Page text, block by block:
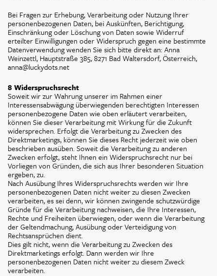
Bei Fragen zur Erhebung, Verarbeitung oder Nutzung Ihrer
personenbezogenen Daten, bei Auskünften, Berichtigung,
Einschränkung oder Löschung von Daten sowie Widerruf
erteilter Einwilligungen oder Widerspruch gegen eine bestimmte
Datenverwendung wenden Sie sich bitte direkt an: Anna
Weinzettl, Hauptstraße 385, 8271 Bad Waltersdorf, Österreich,
anna@luckydots.net
8 Widerspruchsrecht
Soweit wir zur Wahrung unserer im Rahmen einer
Interessensabwägung überwiegenden berechtigten Interessen
personenbezogene Daten wie oben erläutert verarbeiten,
können Sie dieser Verarbeitung mit Wirkung für die Zukunft
widersprechen. Erfolgt die Verarbeitung zu Zwecken des
Direktmarketings, können Sie dieses Recht jederzeit wie oben
beschrieben ausüben. Soweit die Verarbeitung zu anderen
Zwecken erfolgt, steht Ihnen ein Widerspruchsrecht nur bei
Vorliegen von Gründen, die sich aus Ihrer besonderen Situation
ergeben, zu.
Nach Ausübung Ihres Widerspruchsrechts werden wir Ihre
personenbezogenen Daten nicht weiter zu diesen Zwecken
verarbeiten, es sei denn, wir können zwingende schutzwürdige
Gründe für die Verarbeitung nachweisen, die Ihre Interessen,
Rechte und Freiheiten überwiegen, oder wenn die Verarbeitung
der Geltendmachung, Ausübung oder Verteidigung von
Rechtsansprüchen dient.
Dies gilt nicht, wenn die Verarbeitung zu Zwecken des
Direktmarketings erfolgt. Dann werden wir Ihre
personenbezogenen Daten nicht weiter zu diesem Zweck
verarbeiten.